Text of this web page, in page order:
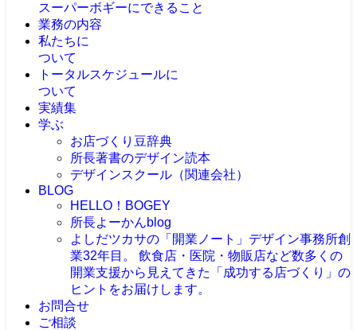
スーパーボギーにできること
業務の内容
私たちに
ついて
トータルスケジュールに
ついて
実績集
学ぶ
お店づくり豆辞典
所長著書のデザイン読本
デザインスクール（関連会社）
BLOG
HELLO！BOGEY
所長よーかんblog
よしだツカサの「開業ノート」 デザイン事務所創
業32年目。 飲食店・医院・物販店など数多くの
開業支援から見えてきた「成功する店づくり」の
ヒントをお届けします。
お問合せ
ご相談